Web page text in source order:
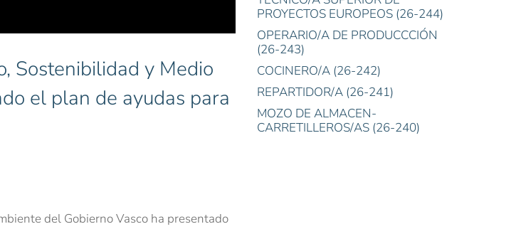
Sostenibilidad y Medio
el plan de ayudas para
del Gobierno Vasco ha presentado
PROYECTOS EUROPEOS (26-244)
OPERARIO/A DE PRODUCCCIÓN
(26-243)
COCINERO/A (26-242)
REPARTIDOR/A (26-241)
MOZO DE ALMACEN-
CARRETILLEROS/AS (26-240)